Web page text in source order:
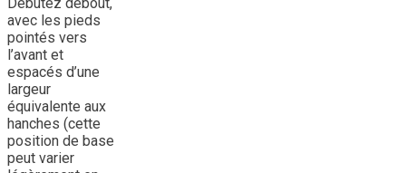
avec les pieds
pointés vers
l’avant et
espacés d’une
largeur
équivalente aux
hanches (cette
position de base
peut varier